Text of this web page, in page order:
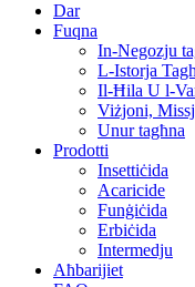
Dar
Fuqna
In-Negozju
L-Istorja
Il-Ħila U l-
Viżjoni,
Unur tagħna
Prodotti
Insettiċida
Acaricide
Funġiċida
Erbiċida
Intermedju
Aħbarijiet